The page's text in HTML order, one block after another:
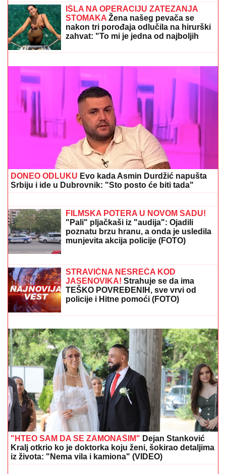
Maje Marinković: "Ona je domaćica, ne
snalazi se u ovom svetu i ne zna da
prestane"
(FOTO) MILICU VELIČKOVIĆ ZADESILA NOVA
NEPRIJATNOST NA ADI BOJANIProlazi kroz agoniju,
oglasila se i otkrila šta se dešava nakon haosa sa
Terzom
IŠLA NA OPERACIJU ZATEZANJA
STOMAKAŽena našeg pevača se
zahvat: "To mi je jedna od najboljih
odluka"
Starinski namaz od pečenih paprika sa
juga Srbije: Kremasti delikates koji se
DONEO ODLUKUEvo kada Asmin Durdžić napušta
Srbiju i ide u Dubrovnik: "Sto posto će biti tada"
Kuća u Kumodražu, vikendica, čamac
i četiri skupocena automobila: Evo šta
je sve posedovao naš glumac, ćerka
tvrdi da je PREVARENA ZA
NASLEDSTVO
FILMSKA POTERA U NOVOM SADU!